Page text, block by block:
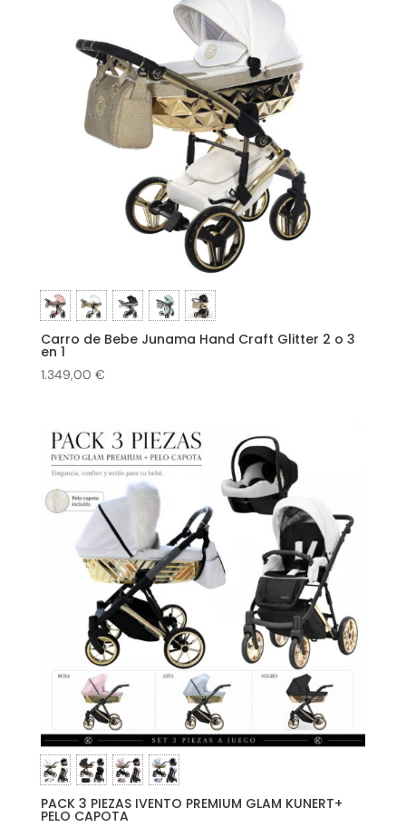
Carro de Bebe Junama Hand Craft Glitter 2 o 3
en 1
1.349,00 €
PACK 3 PIEZAS IVENTO PREMIUM GLAM KUNERT+
PELO CAPOTA